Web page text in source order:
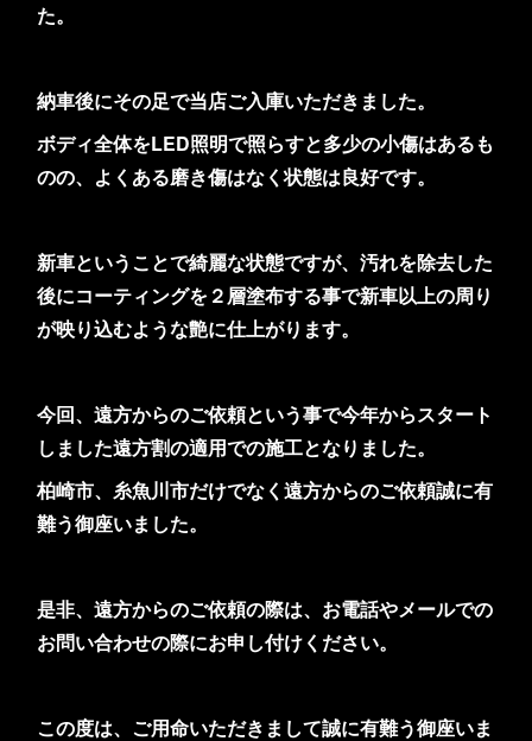
た。
納車後にその足で当店ご入庫いただきました。
ボディ全体をLED照明で照らすと多少の小傷はあるも
のの、よくある磨き傷はなく状態は良好です。
新車ということで綺麗な状態ですが、汚れを除去した
後にコーティングを２層塗布する事で新車以上の周り
が映り込むような艶に仕上がります。
今回、遠方からのご依頼という事で今年からスタート
しました遠方割の適用での施工となりました。
柏崎市、糸魚川市だけでなく遠方からのご依頼誠に有
難う御座いました。
是非、遠方からのご依頼の際は、お電話やメールでの
お問い合わせの際にお申し付けください。
この度は、ご用命いただきまして誠に有難う御座いま